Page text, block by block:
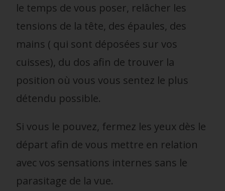
le temps de vous poser, relâcher les
tensions de la tête, des épaules, des
mains ( qui sont déposées sur vos
cuisses), du dos afin de trouver la
position où vous vous sentez le plus
détendu possible.
Si vous le pouvez, fermez les yeux dès le
départ afin de vous mettre en relation
avec vos sensations internes sans le
parasitage de la vue.